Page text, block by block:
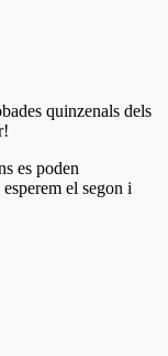
quinzenals dels
es poden
el segon i